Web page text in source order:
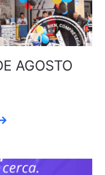
AGOSTO